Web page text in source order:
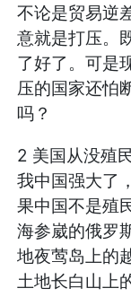
不论是贸易逆
意就是打压。
了好了。可是
压的国家还怕
吗？
2 美国从没殖
我中国强大了
果中国不是殖
海参崴的俄罗
地夜莺岛上的
土地长白山上